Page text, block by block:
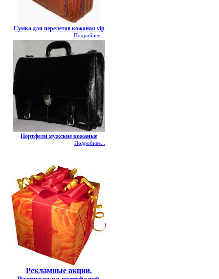
Сумка для перелетов кожаная vip
Подробнее...
Портфели мужские кожаные
Подробнее...
Рекламные акции.